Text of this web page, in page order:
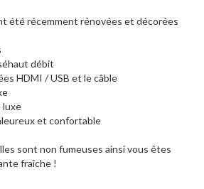
été récemment rénovées et décorées
débit
HDMI / USB et le câble
luxe
et confortable
sont non fumeuses ainsi vous êtes
fraîche !